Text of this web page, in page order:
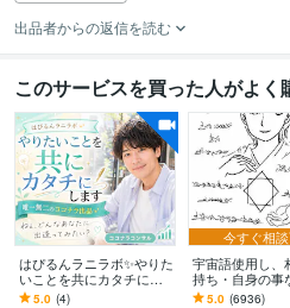
出品者からの返信を読む
このサービスを買った人がよく
はぴるんラニラボ✨やりた
いことを共にカタチにし
ます 唯一無二のココナラ
5.0 (4)
今すぐ相
宇宙語使用し、
持ち・自身の事
します 相手の本
5.0 (6936)